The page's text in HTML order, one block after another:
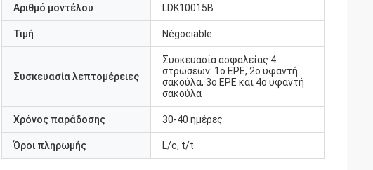
Αριθμό μοντέλου LDK10015B
Τιμή Négociable
Συσκευασία λεπτομέρειες
Συσκευασία ασφαλείας 4
στρώσεων: 1ο EPE, 2ο υφαντή
σακούλα, 3ο EPE και 4ο υφαντή
σακούλα
Χρόνος παράδοσης 30-40 ημέρες
Όροι πληρωμής L/c, t/t